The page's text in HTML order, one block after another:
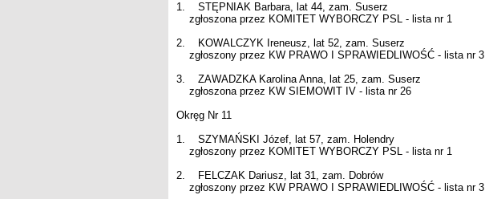
1. STĘPNIAK Barbara, lat 44, zam. Suserz
zgłoszona przez KOMITET WYBORCZY PSL - lista nr 1
2. KOWALCZYK Ireneusz, lat 52, zam. Suserz
zgłoszony przez KW PRAWO I SPRAWIEDLIWOŚĆ - lista nr 3
3. ZAWADZKA Karolina Anna, lat 25, zam. Suserz
zgłoszona przez KW SIEMOWIT IV - lista nr 26
Okręg Nr 11
1. SZYMAŃSKI Józef, lat 57, zam. Holendry
zgłoszony przez KOMITET WYBORCZY PSL - lista nr 1
2. FELCZAK Dariusz, lat 31, zam. Dobrów
zgłoszony przez KW PRAWO I SPRAWIEDLIWOŚĆ - lista nr 3